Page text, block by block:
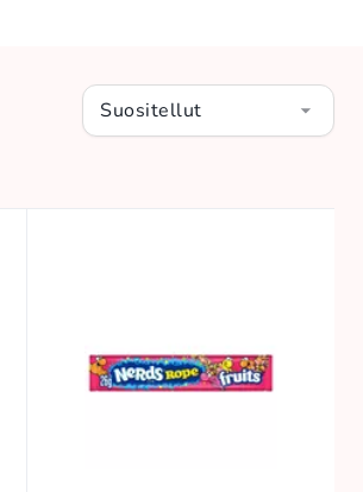
Suositellut